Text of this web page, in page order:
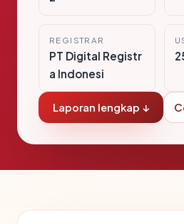
REGISTRAR
PT Digital Registr
a Indonesi
Laporan lengkap ↓